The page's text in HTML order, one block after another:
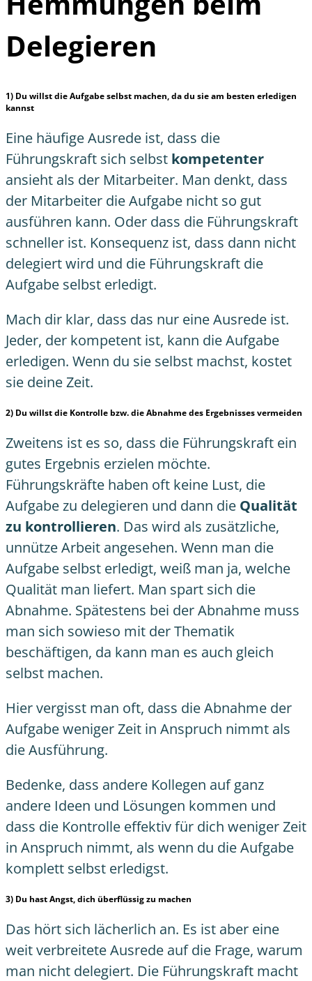
Delegieren
1) Du willst die Aufgabe selbst machen, da du sie am besten erledigen
kannst
Eine häufige Ausrede ist, dass die
Führungskraft sich selbst kompetenter
ansieht als der Mitarbeiter. Man denkt, dass
der Mitarbeiter die Aufgabe nicht so gut
ausführen kann. Oder dass die Führungskraft
schneller ist. Konsequenz ist, dass dann nicht
delegiert wird und die Führungskraft die
Aufgabe selbst erledigt.
Mach dir klar, dass das nur eine Ausrede ist.
Jeder, der kompetent ist, kann die Aufgabe
erledigen. Wenn du sie selbst machst, kostet
sie deine Zeit.
2) Du willst die Kontrolle bzw. die Abnahme des Ergebnisses vermeiden
Zweitens ist es so, dass die Führungskraft ein
gutes Ergebnis erzielen möchte.
Führungskräfte haben oft keine Lust, die
Aufgabe zu delegieren und dann die Qualität
zu kontrollieren. Das wird als zusätzliche,
unnütze Arbeit angesehen. Wenn man die
Aufgabe selbst erledigt, weiß man ja, welche
Qualität man liefert. Man spart sich die
Abnahme. Spätestens bei der Abnahme muss
man sich sowieso mit der Thematik
beschäftigen, da kann man es auch gleich
selbst machen.
Hier vergisst man oft, dass die Abnahme der
Aufgabe weniger Zeit in Anspruch nimmt als
die Ausführung.
Bedenke, dass andere Kollegen auf ganz
andere Ideen und Lösungen kommen und
dass die Kontrolle effektiv für dich weniger Zeit
in Anspruch nimmt, als wenn du die Aufgabe
komplett selbst erledigst.
3) Du hast Angst, dich überflüssig zu machen
Das hört sich lächerlich an. Es ist aber eine
weit verbreitete Ausrede auf die Frage, warum
man nicht delegiert. Die Führungskraft macht